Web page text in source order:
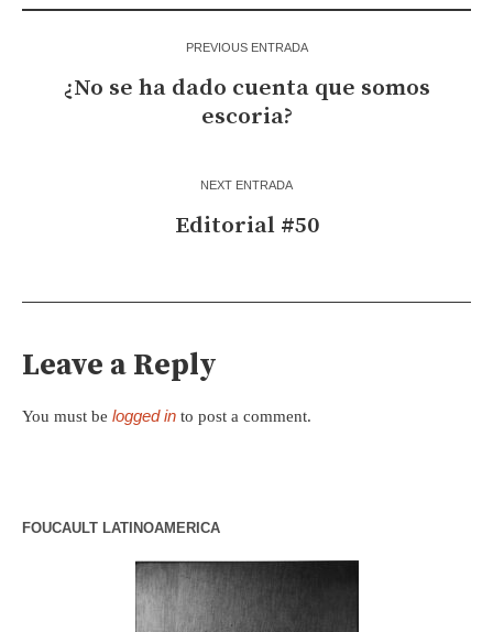
PREVIOUS ENTRADA
¿No se ha dado cuenta que somos
escoria?
NEXT ENTRADA
Editorial #50
Leave a Reply
You must be logged in to post a comment.
FOUCAULT LATINOAMERICA